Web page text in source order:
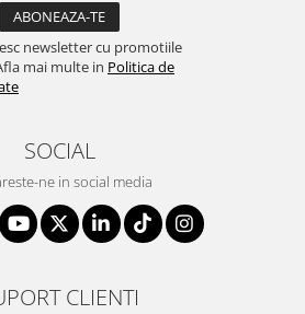
newsletter cu promotiile
mai multe in Politica de
SOCIAL
ne in social media
CLIENTI